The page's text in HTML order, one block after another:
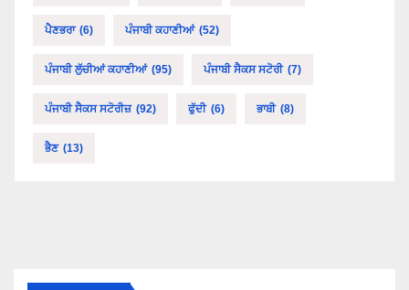
ਪੈਣਭਰਾ (6) ਪੰਜਾਬੀ ਕਹਾਣੀਆਂ (52)
ਪੰਜਾਬੀ ਲੁੱਚੀਆਂ ਕਹਾਣੀਆਂ (95) ਪੰਜਾਬੀ ਸੈਕਸ ਸਟੋਰੀ (7)
ਪੰਜਾਬੀ ਸੈਕਸ ਸਟੋਰੀਜ਼ (92) ਫੁੱਦੀ (6) ਭਾਬੀ (8)
ਭੈਣ (13)